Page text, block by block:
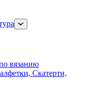
вязанию
Скатерти,